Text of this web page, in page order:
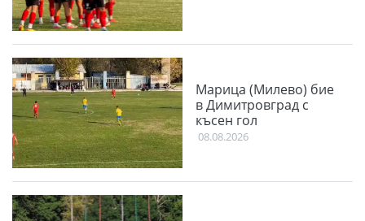
Марица (Милево) бие
в Димитровград с
късен гол
08.08.2026